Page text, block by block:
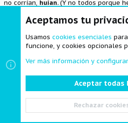
no corrían, huían.(Y no todos porque
huyendo del ruido, huyendo de los
acercan y huyendo de la fusta, el
Y repito, no son todos, hay joqueis
fusta ni la necesitan, enseñan a los
ganar, respetan su posición en la
lo que no, los montan en función de
con mucha maestría por lo que mejor
Aceptamos tu
Usamos cookies esenciales
funcione, y cookies opcionales
Ver más información y
Aceptar todas
Rechazar